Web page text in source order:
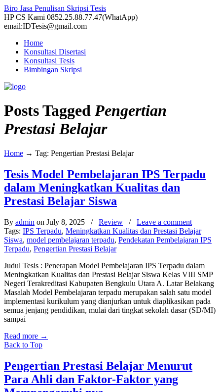
Biro Jasa Penulisan Skripsi Tesis
HP CS Kami 0852.25.88.77.47(WhatApp)
email:IDTesis@gmail.com
Home
Konsultasi Disertasi
Konsultasi Tesis
Bimbingan Skripsi
Posts Tagged Pengertian
Prestasi Belajar
Home → Tag: Pengertian Prestasi Belajar
Tesis Model Pembelajaran IPS Terpadu
dalam Meningkatkan Kualitas dan
Prestasi Belajar Siswa
By admin on July 8, 2025 / Review / Leave a comment
Tags: IPS Terpadu, Meningkatkan Kualitas dan Prestasi Belajar
Siswa, model pembelajaran terpadu, Pendekatan Pembelajaran IPS
Terpadu, Pengertian Prestasi Belajar
Judul Tesis : Penerapan Model Pembelajaran IPS Terpadu dalam
Meningkatkan Kualitas dan Prestasi Belajar Siswa Kelas VIII SMP
Negeri Terakreditasi Kabupaten Bengkulu Utara A. Latar Belakang
Masalah Model Pembelajaran terpadu merupakan salah satu model
implementasi kurikulum yang dianjurkan untuk diaplikasikan pada
semua jenjang pendidikan, mulai dari tingkat sekolah dasar (SD/MI)
sampai
Read more →
Back to Top
Pengertian Prestasi Belajar Menurut
Para Ahli dan Faktor-Faktor yang